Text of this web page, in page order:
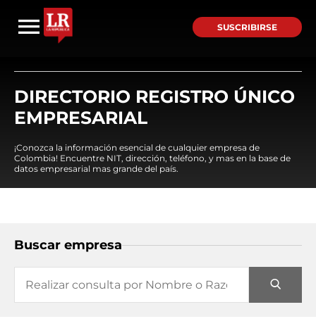
SUSCRIBIRSE
DIRECTORIO REGISTRO ÚNICO
EMPRESARIAL
¡Conozca la información esencial de cualquier empresa de
Colombia! Encuentre NIT, dirección, teléfono, y mas en la base de
datos empresarial mas grande del país.
Buscar empresa